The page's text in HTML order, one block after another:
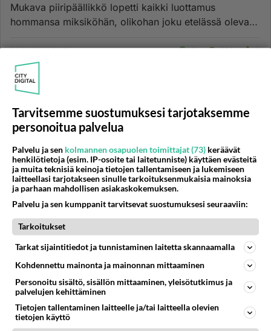
Mukava piiripäällikkö lopetti kaikki luottamus
hommansa miksiköhän, olikohan joku etelässä oleva
03.06.2026 20:51 21 880 0
TORNIO JA HAAPARANTA
Vai on teille muuttanu
Julkkis! Tv : stä tuttu ja alibabalehdestä.!...
29.07.2026 06:44 14 389
TORNIO JA HAAPARANTA
Kivirannan koirapuisto hajotettu
Jaa joku vapaankasvatuksen kannattaja pahoitti jo
mielensä ja poistatti edellisen kirjoituksen. Säälittävää.
Eli siellä ...
25.07.2026 17:39 27
TORNIO JA HAAPARANTA Vastattu 5pv
Tornion terveyskeskus, hyödytön laitos.
Tarvitsemme suostumuksesi tarjotaksemme
personoitua palvelua
Palvelu ja sen kolmannen osapuolen toimittajat (73) keräävät
henkilötietoja (esim. IP-osoite tai laitetunniste) käyttäen evästeitä
ja muita teknisiä keinoja tietojen tallentamiseen ja lukemiseen
laitteellasi tarjotakseen sinulle tarkoituksenmukaisia mainoksia
ja parhaan mahdollisen asiakaskokemuksen.
Palvelu ja sen kumppanit tarvitsevat suostumuksesi seuraaviin:
Tarkoitukset
Tarkat sijaintitiedot ja tunnistaminen laitetta skannaamalla
Kohdennettu mainonta ja mainonnan mittaaminen
Personoitu sisältö, sisällön mittaaminen, yleisötutkimus ja
palvelujen kehittäminen
Tietojen tallentaminen laitteelle ja/tai laitteella olevien
tietojen käyttö